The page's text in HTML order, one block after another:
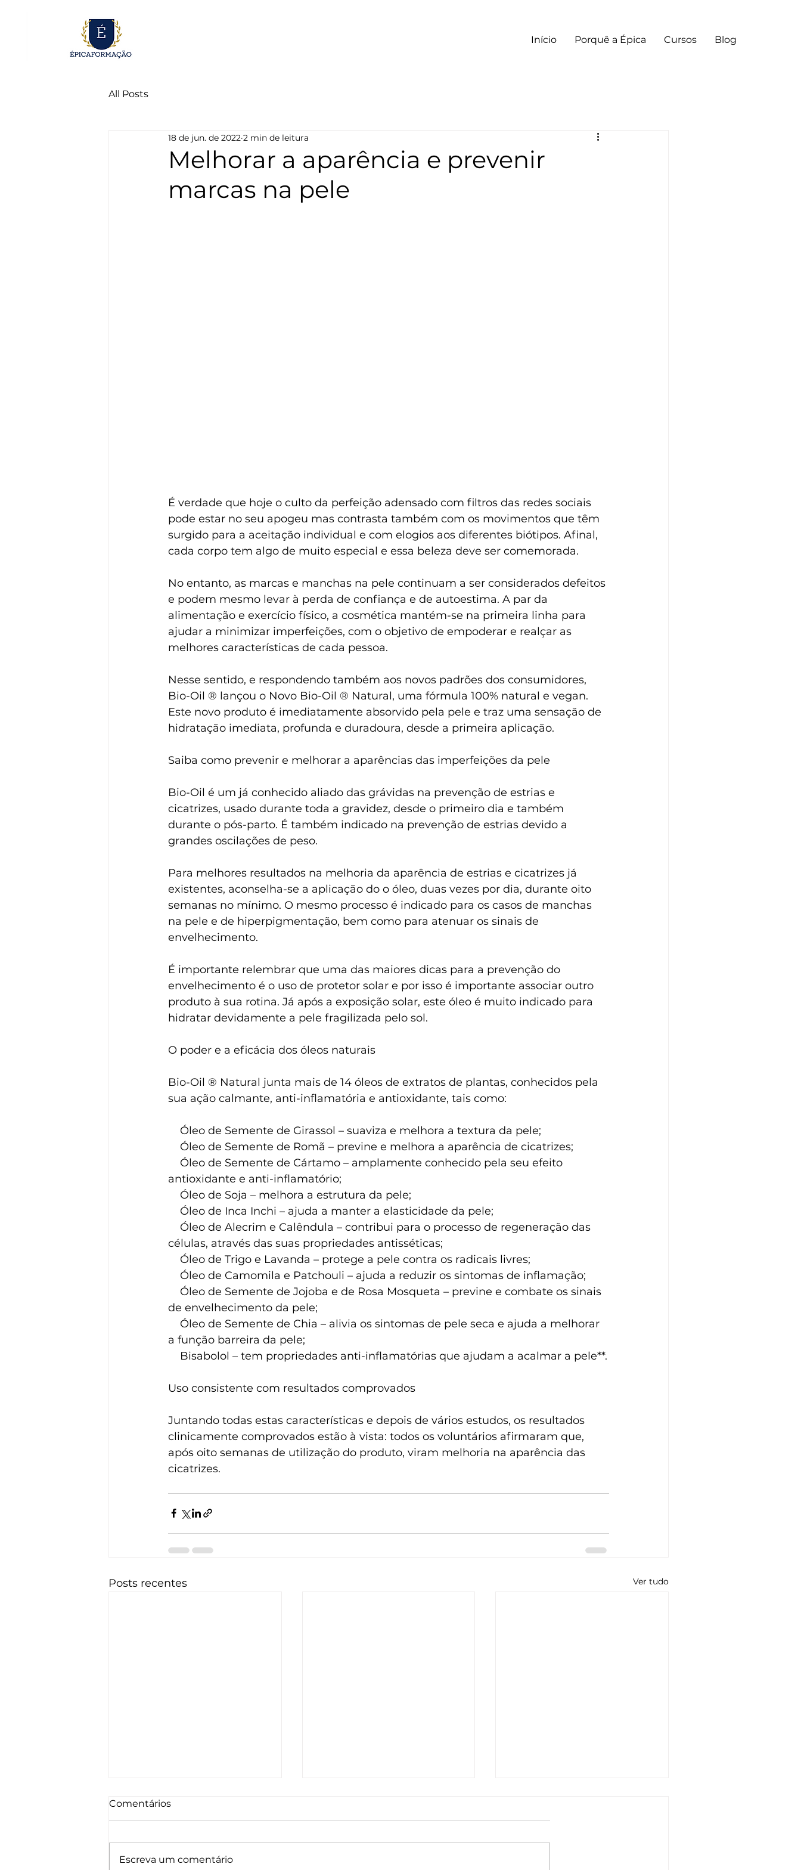
Início Porquê a Épica Cursos Blog
All Posts
Melhorar a aparência e prevenir
marcas na pele
18 de jun. de 2022 2 min de leitura
É verdade que hoje o culto da perfeição adensado com filtros das redes sociais
pode estar no seu apogeu mas contrasta também com os movimentos que têm
surgido para a aceitação individual e com elogios aos diferentes biótipos. Afinal,
cada corpo tem algo de muito especial e essa beleza deve ser comemorada.
No entanto, as marcas e manchas na pele continuam a ser considerados defeitos
e podem mesmo levar à perda de confiança e de autoestima. A par da
alimentação e exercício físico, a cosmética mantém-se na primeira linha para
ajudar a minimizar imperfeições, com o objetivo de empoderar e realçar as
melhores características de cada pessoa.
Nesse sentido, e respondendo também aos novos padrões dos consumidores,
Bio-Oil ® lançou o Novo Bio-Oil ® Natural, uma fórmula 100% natural e vegan.
Este novo produto é imediatamente absorvido pela pele e traz uma sensação de
hidratação imediata, profunda e duradoura, desde a primeira aplicação.
Saiba como prevenir e melhorar a aparências das imperfeições da pele
Bio-Oil é um já conhecido aliado das grávidas na prevenção de estrias e
cicatrizes, usado durante toda a gravidez, desde o primeiro dia e também
durante o pós-parto. É também indicado na prevenção de estrias devido a
grandes oscilações de peso.
Para melhores resultados na melhoria da aparência de estrias e cicatrizes já
existentes, aconselha-se a aplicação do o óleo, duas vezes por dia, durante oito
semanas no mínimo. O mesmo processo é indicado para os casos de manchas
na pele e de hiperpigmentação, bem como para atenuar os sinais de
envelhecimento.
É importante relembrar que uma das maiores dicas para a prevenção do
envelhecimento é o uso de protetor solar e por isso é importante associar outro
produto à sua rotina. Já após a exposição solar, este óleo é muito indicado para
hidratar devidamente a pele fragilizada pelo sol.
O poder e a eficácia dos óleos naturais
Bio-Oil ® Natural junta mais de 14 óleos de extratos de plantas, conhecidos pela
sua ação calmante, anti-inflamatória e antioxidante, tais como:
    Óleo de Semente de Girassol – suaviza e melhora a textura da pele;
    Óleo de Semente de Romã – previne e melhora a aparência de cicatrizes;
antioxidante e anti-inflamatório;
    Óleo de Soja – melhora a estrutura da pele;
    Óleo de Inca Inchi – ajuda a manter a elasticidade da pele;
células, através das suas propriedades antisséticas;
    Óleo de Trigo e Lavanda – protege a pele contra os radicais livres;
    Óleo de Camomila e Patchouli – ajuda a reduzir os sintomas de inflamação;
de envelhecimento da pele;
a função barreira da pele;
    Bisabolol – tem propriedades anti-inflamatórias que ajudam a acalmar a pele**.
Uso consistente com resultados comprovados
Juntando todas estas características e depois de vários estudos, os resultados
clinicamente comprovados estão à vista: todos os voluntários afirmaram que,
após oito semanas de utilização do produto, viram melhoria na aparência das
cicatrizes.
Posts recentes Ver tudo
Comentários
Escreva um comentário